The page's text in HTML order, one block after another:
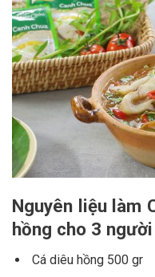
Nguyên liệu làm
hồng cho 3 người
Cá diêu hồng 500 gr